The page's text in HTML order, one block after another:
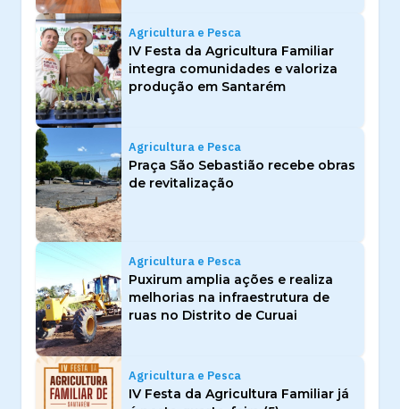
Agricultura e Pesca
IV Festa da Agricultura Familiar
integra comunidades e valoriza
produção em Santarém
Agricultura e Pesca
Praça São Sebastião recebe obras
de revitalização
Agricultura e Pesca
Puxirum amplia ações e realiza
melhorias na infraestrutura de
ruas no Distrito de Curuai
Agricultura e Pesca
IV Festa da Agricultura Familiar já